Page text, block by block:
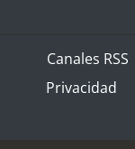
Canales RSS
Privacidad